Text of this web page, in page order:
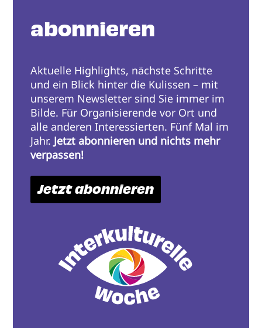
abonnieren
Aktuelle Highlights, nächste Schritte
und ein Blick hinter die Kulissen – mit
unserem Newsletter sind Sie immer im
Bilde. Für Organisierende vor Ort und
alle anderen Interessierten. Fünf Mal im
Jahr. Jetzt abonnieren und nichts mehr
verpassen!
Jetzt abonnieren